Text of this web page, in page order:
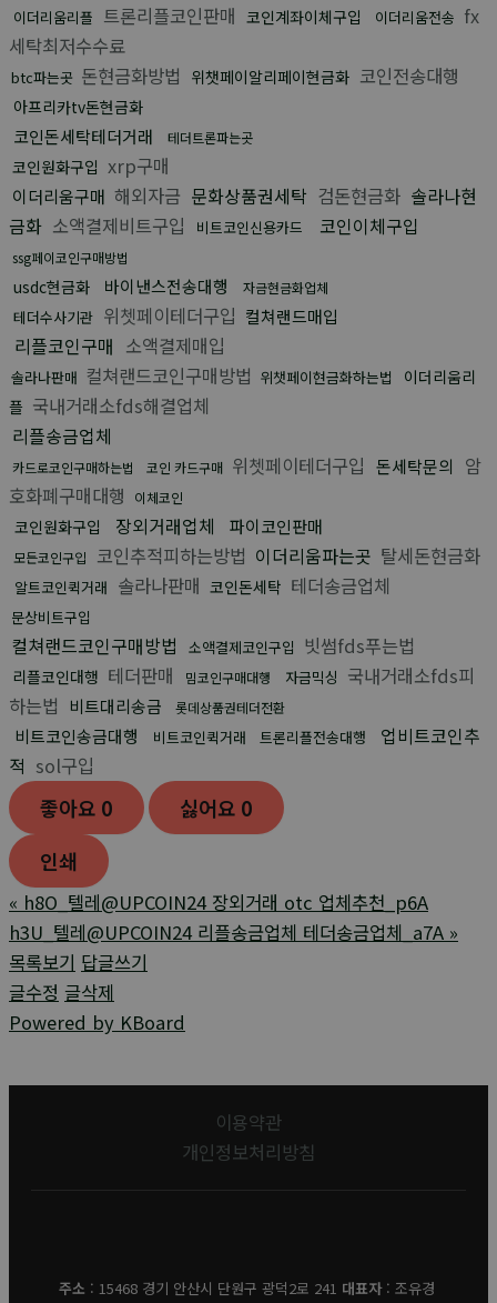
이더리움리플 트론리플코인판매 코인계좌이체구입 이더리움전송 fx
세탁최저수수료
btc파는곳 돈현금화방법 위챗페이알리페이현금화 코인전송대행
아프리카tv돈현금화
코인돈세탁테더거래 테더트론파는곳
코인원화구입 xrp구매
이더리움구매 해외자금 문화상품권세탁 검돈현금화 솔라나현
금화 소액결제비트구입 비트코인신용카드 코인이체구입
ssg페이코인구매방법
usdc현금화 바이낸스전송대행 자금현금화업체
테더수사기관 위쳇페이테더구입 컬쳐랜드매입
리플코인구매 소액결제매입
솔라나판매 컬쳐랜드코인구매방법 위챗페이현금화하는법
이더리움리
플 국내거래소fds해결업체
리플송금업체
카드로코인구매하는법 코인 카드구매 위쳇페이테더구입 돈세탁문의
암
호화폐구매대행
이체코인
코인원화구입 장외거래업체 파이코인판매
모든코인구입 코인추적피하는방법 이더리움파는곳 탈세돈현금화
알트코인퀵거래 솔라나판매 코인돈세탁 테더송금업체
문상비트구입
컬쳐랜드코인구매방법 소액결제코인구입 빗썸fds푸는법
리플코인대행 테더판매 밈코인구매대행 자금믹싱 국내거래소fds피
하는법
비트대리송금 롯데상품권테더전환
비트코인송금대행 비트코인퀵거래 트론리플전송대행
업비트코인추
적 sol구입
좋아요 0 싫어요 0
인쇄
« h8O_텔레@UPCOIN24 장외거래 otc 업체추천_p6A
h3U_텔레@UPCOIN24 리플송금업체 테더송금업체_a7A »
목록보기 답글쓰기
글수정 글삭제
Powered by KBoard
이용약관
개인정보처리방침
주소 : 15468 경기 안산시 단원구 광덕2로 241 대표자: 조유경